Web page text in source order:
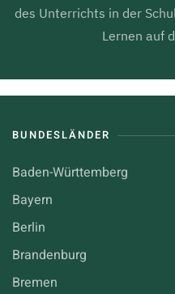
des Unterrichts in der
Lernen auf
BUNDESLÄNDER
Baden-Württemberg
Bayern
Berlin
Brandenburg
Bremen